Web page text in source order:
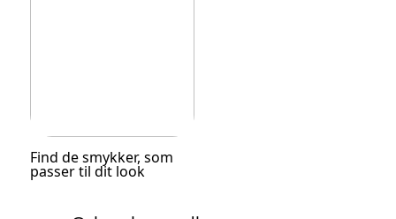
Find de smykker, som
passer til dit look